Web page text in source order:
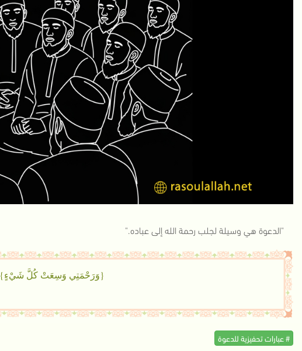
"الدعوة هي وسيلة لجلب رحمة الله إلى عباده."
{وَرَحْمَتِي وَسِعَتْ كُلَّ شَيْءٍ}
# عبارات تحفيزية للدعوة